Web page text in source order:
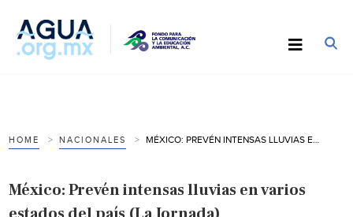
HOME NACIONALES
México: Prevén intensas lluvias en varios